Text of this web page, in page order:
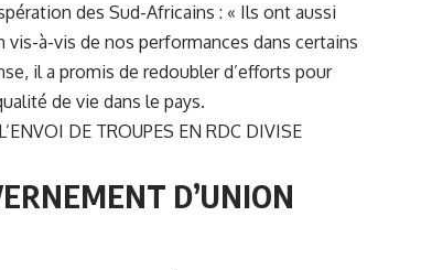
des Sud-Africains : « Ils ont aussi
à-vis de nos performances dans certains
il a promis de redoubler d’efforts pour
de vie dans le pays.
DE TROUPES EN RDC DIVISE
D’UNION